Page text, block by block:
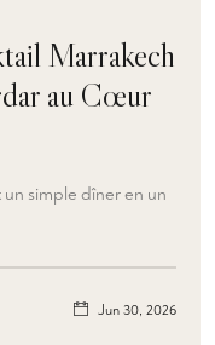
Marrakech
au Cœur
simple dîner en un
Jun 30, 2026